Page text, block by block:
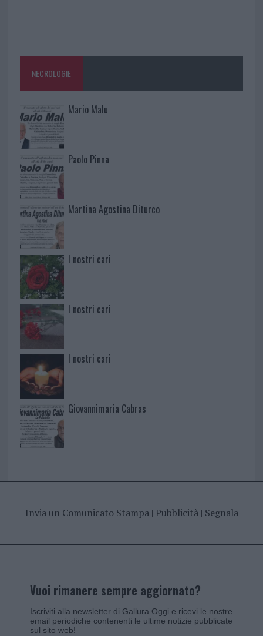
NECROLOGIE
Mario Malu
Paolo Pinna
Martina Agostina Diturco
I nostri cari
I nostri cari
I nostri cari
Giovannimaria Cabras
Invia un Comunicato Stampa| Pubblicità| Segnala
Vuoi rimanere sempre aggiornato?
Iscriviti alla newsletter di Gallura Oggi e ricevi le nostre
email periodiche contenenti le ultime notizie pubblicate
sul sito web!